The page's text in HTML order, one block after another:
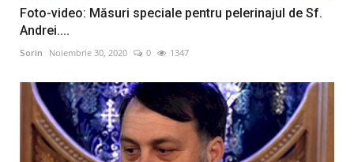
Foto-video: Măsuri speciale pentru pelerinajul de Sf.
Andrei....
Sorin Noiembrie 30, 2020 0 1347